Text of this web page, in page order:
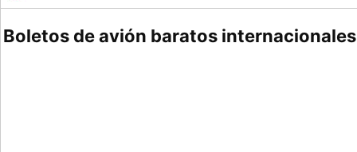
Boletos de avión baratos internacionales